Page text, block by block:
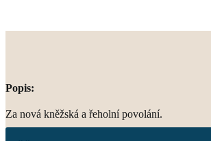
Popis:
Za nová kněžská a řeholní povolání.